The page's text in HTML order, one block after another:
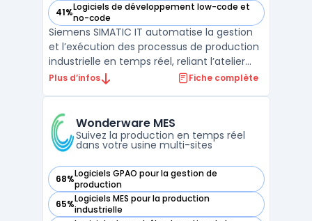
41%Logiciels de développement low-code et
no-code
— voir Siemens SIMATIC IT dans cette catégorie
Siemens SIMATIC IT automatise la gestion
et l’exécution des processus de production
industrielle en temps réel, reliant l’atelier
aux systèmes de gestion. La problématique
system et MES, intégrant les contraintes
relati ...
Plus d’infos Fiche complète
Wonderware MES
Suivez la production en temps réel
dans votre usine multi-sites
68%Logiciels GPAO pour la gestion de
production
— voir Wonderware MES dans cette catégorie
65%Logiciels MES pour la production
industrielle
— voir Wonderware MES dans cette catégorie